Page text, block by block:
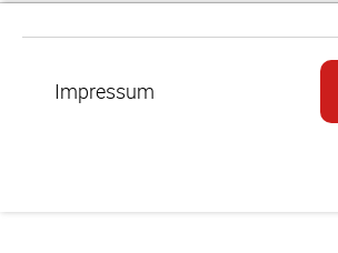
Impressum